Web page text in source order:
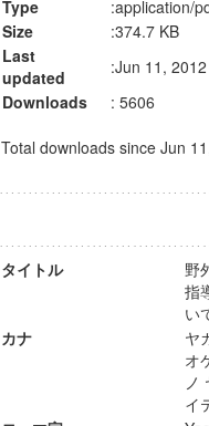
Type
:application/
Size
:374.7 KB
Last
updated
:Jun 11, 2012
Downloads
: 5606
Total downloads since Jun
タイトル
野
指
い
カナ
ヤ
オ
ノ
イ